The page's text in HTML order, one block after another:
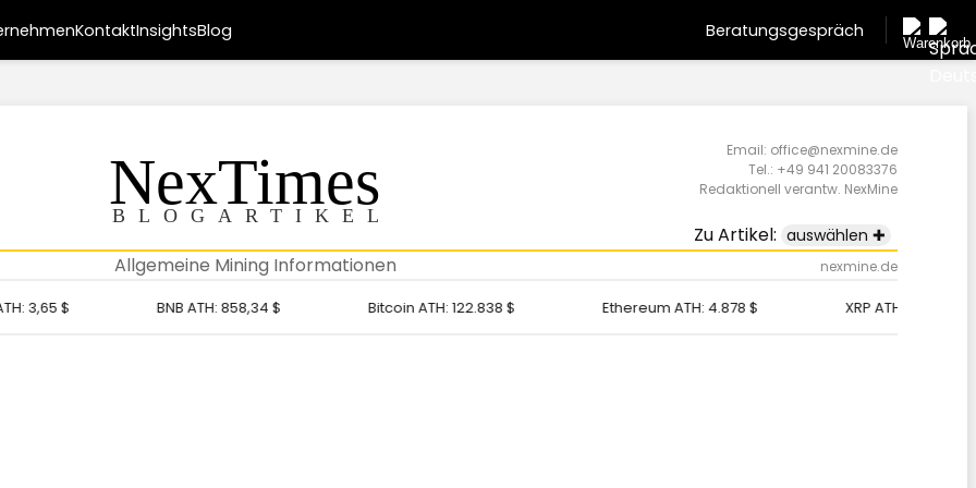
KontaktInsightsBlog Beratungsgespräch
NexTimes
BLOGARTIKEL
Email: office@nexmine.de
Tel.: +49 941 20083376
Redaktionell verantw. NexMine
Zu Artikel: auswählen ✚
Allgemeine Mining Informationen nexmine.de
3,65 $ BNB ATH:858,34 $ Bitcoin ATH:122.838 $ Ethereum ATH:4.878 $ XRP ATH:3,65 $